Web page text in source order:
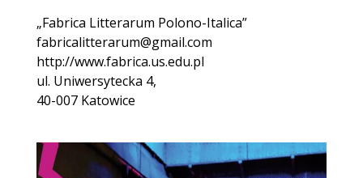
„Fabrica Litterarum Polono-Italica”
fabricalitterarum@gmail.com
http://www.fabrica.us.edu.pl
ul. Uniwersytecka 4,
40-007 Katowice